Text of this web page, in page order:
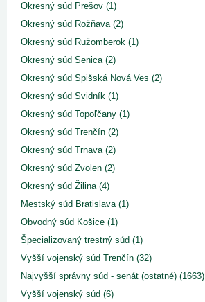
Okresný súd Prešov (1)
Okresný súd Rožňava (2)
Okresný súd Ružomberok (1)
Okresný súd Senica (2)
Okresný súd Spišská Nová Ves (2)
Okresný súd Svidník (1)
Okresný súd Topoľčany (1)
Okresný súd Trenčín (2)
Okresný súd Trnava (2)
Okresný súd Zvolen (2)
Okresný súd Žilina (4)
Mestský súd Bratislava (1)
Obvodný súd Košice (1)
Špecializovaný trestný súd (1)
Vyšší vojenský súd Trenčín (32)
Najvyšší správny súd - senát (ostatné) (1663)
Vyšší vojenský súd (6)